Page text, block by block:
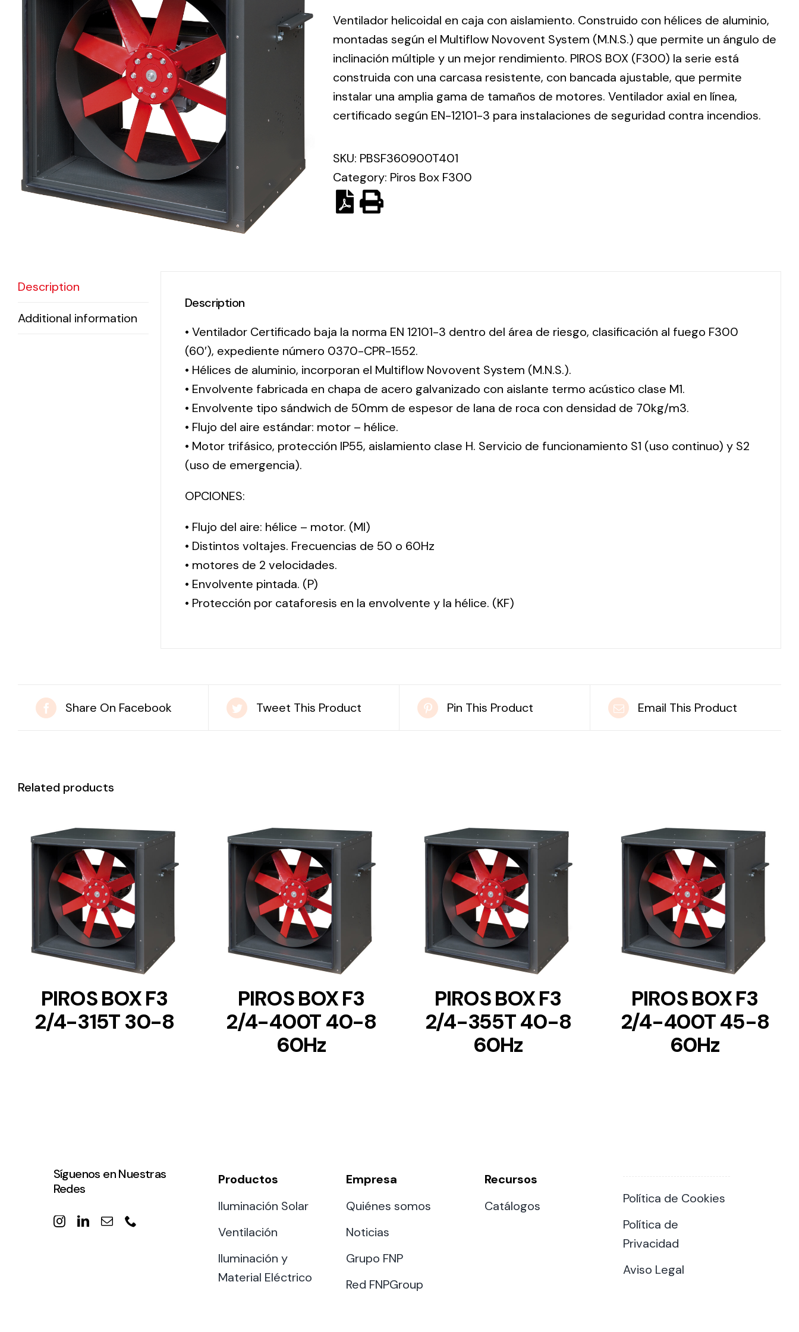
Electrical
Equipment
solutions in
lighting and
electrical
material for
each project
Ventilation
The
incorporation of
Novovent into
offer of
ventilation
products for
different uses
Solar lighting
solutions for all
Ventilador helicoidal en caja con aislamiento. Construido con hélices de aluminio,
montadas según el Multiflow Novovent System (M.N.S.) que permite un ángulo de
inclinación múltiple y un mejor rendimiento. PIROS BOX (F300) la serie está
construida con una carcasa resistente, con bancada ajustable, que permite
instalar una amplia gama de tamaños de motores. Ventilador axial en línea,
certificado según EN-12101-3 para instalaciones de seguridad contra incendios.
SKU: PBSF360900T401
Category: Piros Box F300
Description
Additional information
Description
• Ventilador Certificado baja la norma EN 12101-3 dentro del área de riesgo, clasificación al fuego F300
(60′), expediente número 0370-CPR-1552.
• Hélices de aluminio, incorporan el Multiflow Novovent System (M.N.S.).
• Envolvente fabricada en chapa de acero galvanizado con aislante termo acústico clase M1.
• Envolvente tipo sándwich de 50mm de espesor de lana de roca con densidad de 70kg/m3.
• Flujo del aire estándar: motor – hélice.
• Motor trifásico, protección IP55, aislamiento clase H. Servicio de funcionamiento S1 (uso continuo) y S2
(uso de emergencia).
OPCIONES:
• Flujo del aire: hélice – motor. (MI)
• Distintos voltajes. Frecuencias de 50 o 60Hz
• motores de 2 velocidades.
• Envolvente pintada. (P)
• Protección por cataforesis en la envolvente y la hélice. (KF)
Share On Facebook Tweet This Product Pin This Product Email This Product
Related products
DETAILS
PIROS BOX F3
2/4-315T 30-8
DETAILS
PIROS BOX F3
2/4-400T 40-8
60Hz
DETAILS
PIROS BOX F3
2/4-355T 40-8
60Hz
DETAILS
PIROS BOX F3
2/4-400T 45-8
60Hz
Síguenos en Nuestras
Redes
Productos
Iluminación Solar
Ventilación
Iluminación y
Material Eléctrico
Empresa
Quiénes somos
Noticias
Grupo FNP
Red FNPGroup
Recursos
Catálogos
Política de Cookies
Política de
Privacidad
Aviso Legal